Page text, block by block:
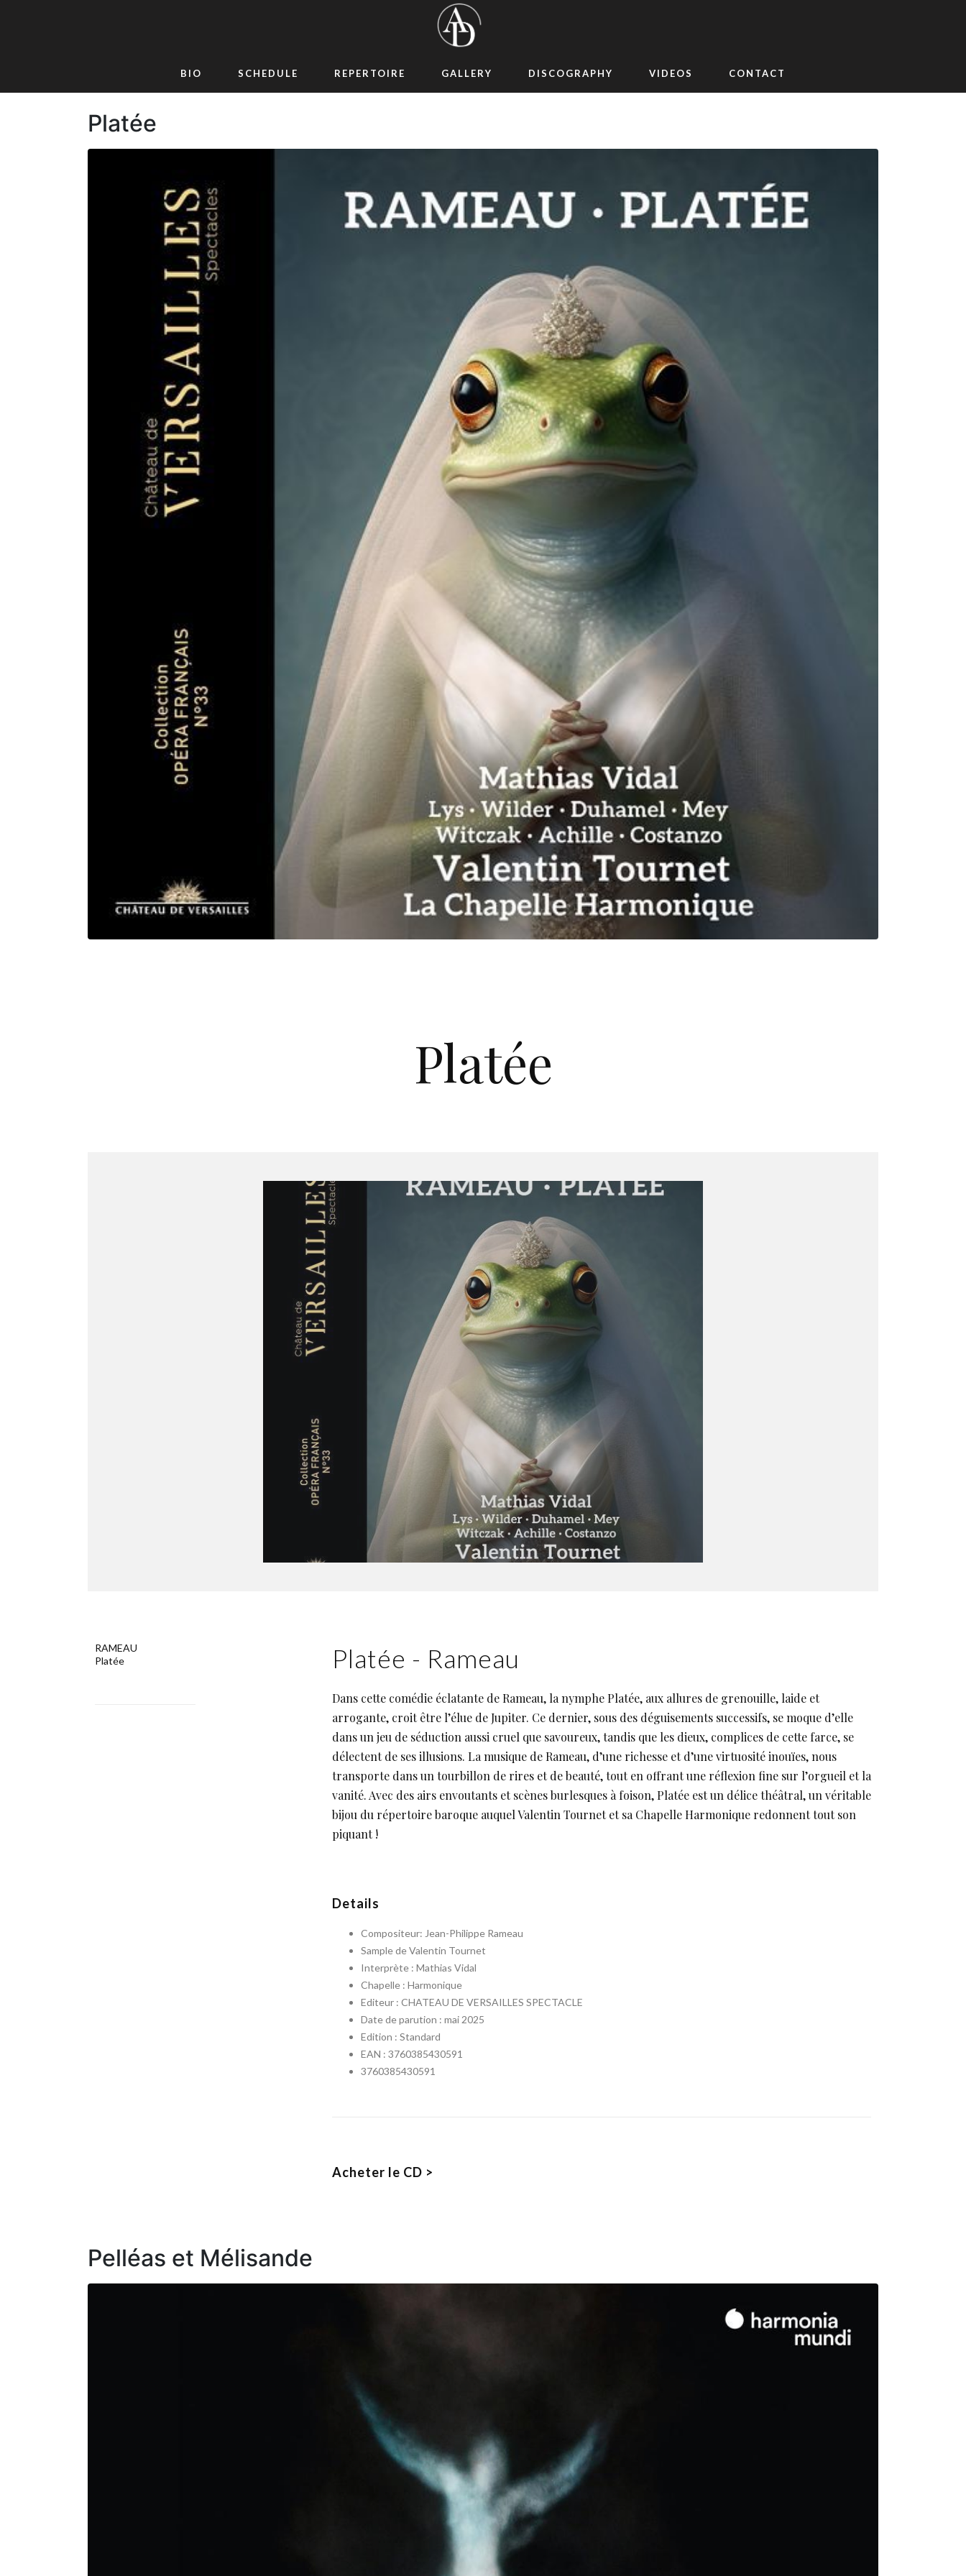
BIO SCHEDULE REPERTOIRE GALLERY DISCOGRAPHY VIDEOS CONTACT
Platée
Platée
RAMEAU
Platée
Platée - Rameau
Dans cette comédie éclatante de Rameau, la nymphe Platée, aux allures de grenouille, laide et
arrogante, croit être l’élue de Jupiter. Ce dernier, sous des déguisements successifs, se moque d’elle
dans un jeu de séduction aussi cruel que savoureux, tandis que les dieux, complices de cette farce, se
délectent de ses illusions. La musique de Rameau, d’une richesse et d’une virtuosité inouïes, nous
transporte dans un tourbillon de rires et de beauté, tout en offrant une réflexion fine sur l’orgueil et la
vanité. Avec des airs envoutants et scènes burlesques à foison, Platée est un délice théâtral, un véritable
bijou du répertoire baroque auquel Valentin Tournet et sa Chapelle Harmonique redonnent tout son
piquant !
Details
Compositeur: Jean-Philippe Rameau
Sample de Valentin Tournet
Interprète : Mathias Vidal
Chapelle : Harmonique
Editeur : CHATEAU DE VERSAILLES SPECTACLE
Date de parution : mai 2025
Edition : Standard
EAN : 3760385430591
3760385430591
Acheter le CD >
Pelléas et Mélisande